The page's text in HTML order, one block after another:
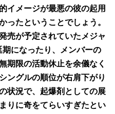
イメージが最悪の彼の起用
ったということでしょう。
売が予定されていたメジャ
になったり、メンバーの
期限の活動休止を余儀なく
ングルの順位が右肩下がり
状況で、起爆剤としての展
りに奇をてらいすぎたとい